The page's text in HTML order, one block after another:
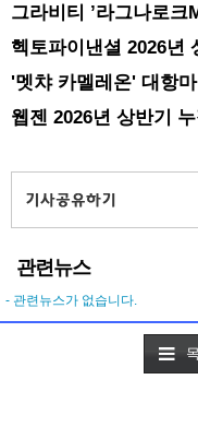
그라비티 ’라그나로크
헥토파이낸셜 2026년
'멧챠 카멜레온' 대항
웹젠 2026년 상반기
관련뉴스
- 관련뉴스가 없습니다.